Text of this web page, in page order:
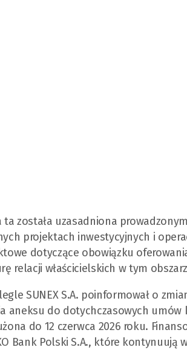
ta została uzasadniona
projektach inwestycyjnych i
dotyczące obowiązku
relacji właścicielskich w tym
SUNEX S.A. poinformował o
aneksu do dotychczasowych
do 12 czerwca 2026 roku.
Bank Polski S.A., które kontynuują